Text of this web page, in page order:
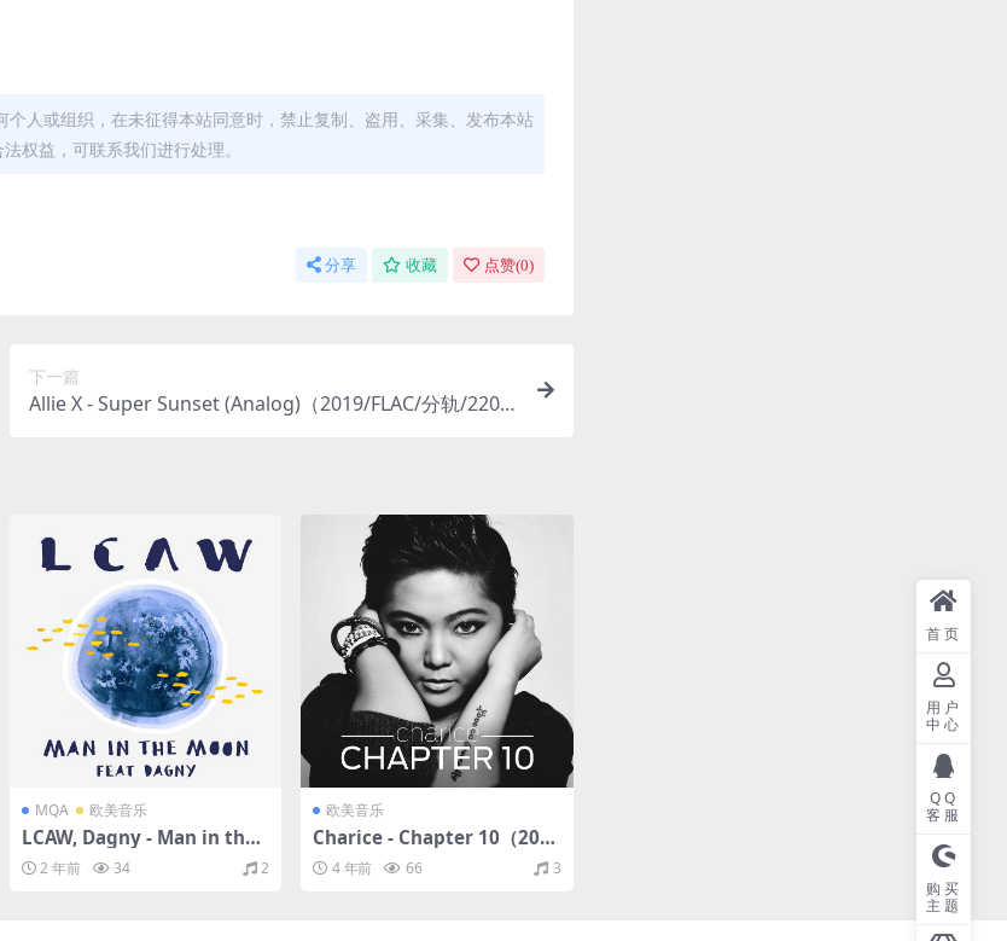
人或组织，在未征得本站同意时，禁止复制、盗用、采集、发布本站
权益，可联系我们进行处理。
分享 收藏 点赞(0)
下一篇
Allie X - Super Sunset (Analog)（2019/FLAC/分轨/220
MQA 欧美音乐
LCAW, Dagny - Man in the
Moon（2017/FLAC/Single分
轨/46.9M）(MQA/16bit/44.1
2 年前 34 2
欧美音乐
Charice - Chapter 10（201
3/FLAC/分轨/334M）
4 年前 66 3
首页
用户
中心
QQ
客服
购买
主题